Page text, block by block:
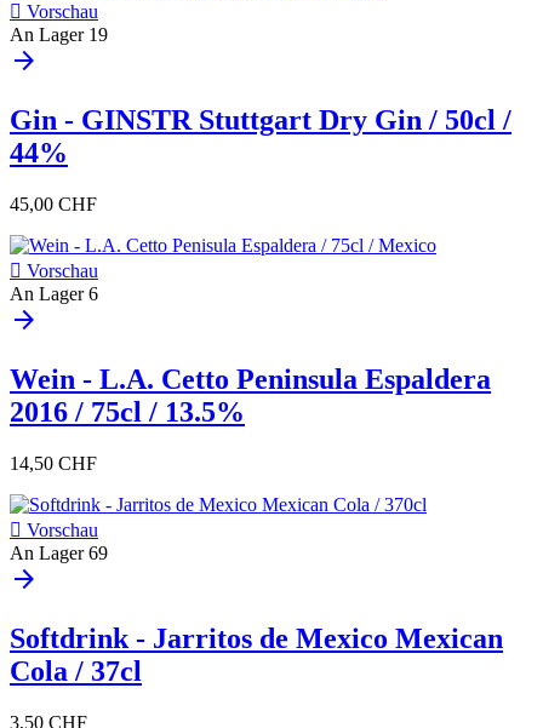
 Vorschau
An Lager 19
arrow_forward
Gin - GINSTR Stuttgart Dry Gin / 50cl /
44%
45,00 CHF
 Vorschau
An Lager 6
arrow_forward
Wein - L.A. Cetto Peninsula Espaldera
2016 / 75cl / 13.5%
14,50 CHF
 Vorschau
An Lager 69
arrow_forward
Softdrink - Jarritos de Mexico Mexican
Cola / 37cl
3,50 CHF